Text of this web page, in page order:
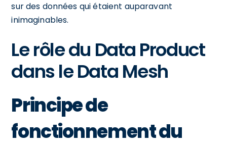
sur des données qui étaient auparavant
inimaginables.
Le rôle du Data Product
dans le Data Mesh
Principe de
fonctionnement du